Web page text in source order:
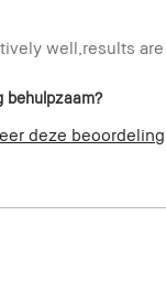
well,results
behulpzaam?
deze beoordeling